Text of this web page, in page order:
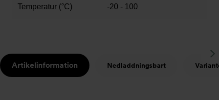
Temperatur (°C) -20 - 100
Artikelinformation Nedladdningsbart